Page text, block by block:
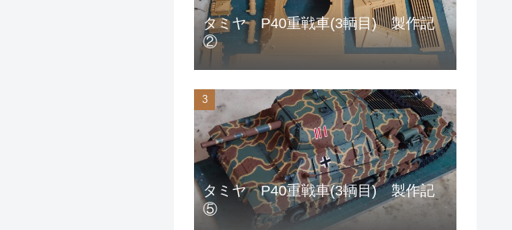
タミヤ P40重戦車(3輌目) 製作記
②
タミヤ P40重戦車(3輌目) 製作記
⑤